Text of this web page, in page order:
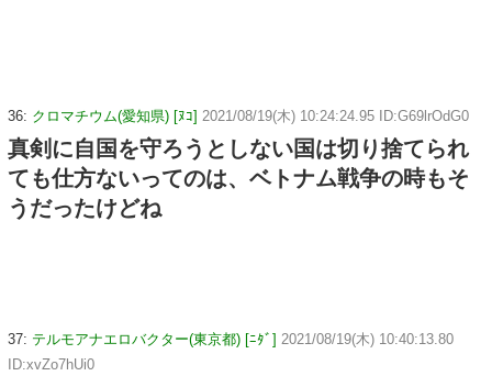
36: クロマチウム(愛知県) [ﾇｺ] 2021/08/19(木) 10:24:24.95 ID:G69lrOdG0
真剣に自国を守ろうとしない国は切り捨てられ
ても仕方ないってのは、ベトナム戦争の時もそ
うだったけどね
37: テルモアナエロバクター(東京都) [ﾆﾀﾞ] 2021/08/19(木) 10:40:13.80
ID:xvZo7hUi0